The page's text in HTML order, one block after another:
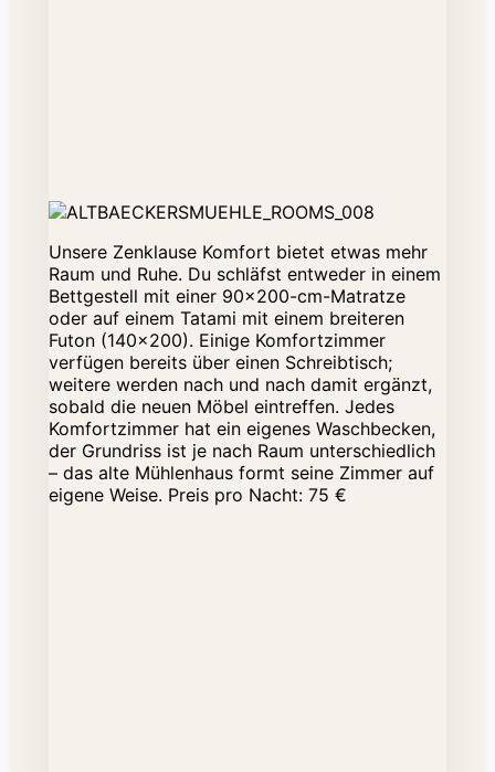
Unsere Zenklause Komfort bietet etwas mehr
Raum und Ruhe. Du schläfst entweder in einem
Bettgestell mit einer 90×200-cm-Matratze
oder auf einem Tatami mit einem breiteren
Futon (140×200). Einige Komfortzimmer
verfügen bereits über einen Schreibtisch;
weitere werden nach und nach damit ergänzt,
sobald die neuen Möbel eintreffen. Jedes
Komfortzimmer hat ein eigenes Waschbecken,
der Grundriss ist je nach Raum unterschiedlich
– das alte Mühlenhaus formt seine Zimmer auf
eigene Weise. Preis pro Nacht: 75 €